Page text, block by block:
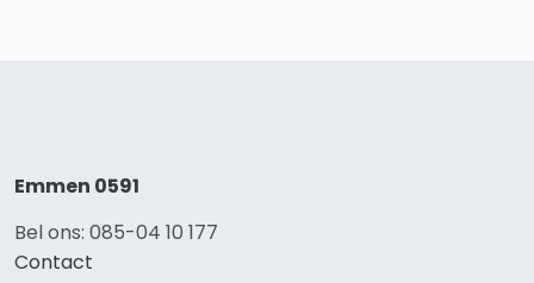
Emmen 0591
Bel ons: 085-04 10 177
Contact